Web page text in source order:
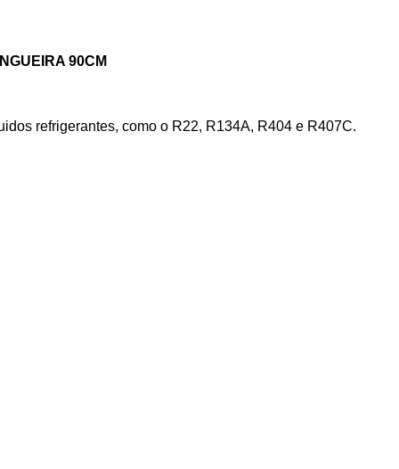
90CM
refrigerantes, como o R22, R134A, R404 e R407C.